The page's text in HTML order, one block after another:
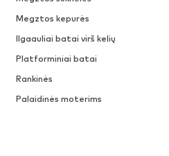
Megztos kepurės
Ilgaauliai batai virš kelių
Platforminiai batai
Rankinės
Palaidinės moterims